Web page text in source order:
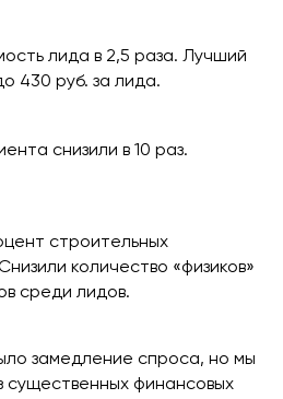
лида в 2,5 раза. Лучший
430 руб. за лида.
снизили в 10 раз.
строительных
количество «физиков»
среди лидов.
замедление спроса, но мы
существенных финансовых